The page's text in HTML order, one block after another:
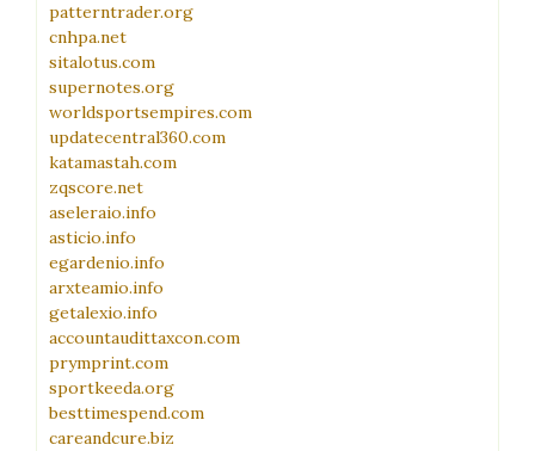
patterntrader.org
cnhpa.net
sitalotus.com
supernotes.org
worldsportsempires.com
updatecentral360.com
katamastah.com
zqscore.net
aseleraio.info
asticio.info
egardenio.info
arxteamio.info
getalexio.info
accountaudittaxcon.com
prymprint.com
sportkeeda.org
besttimespend.com
careandcure.biz